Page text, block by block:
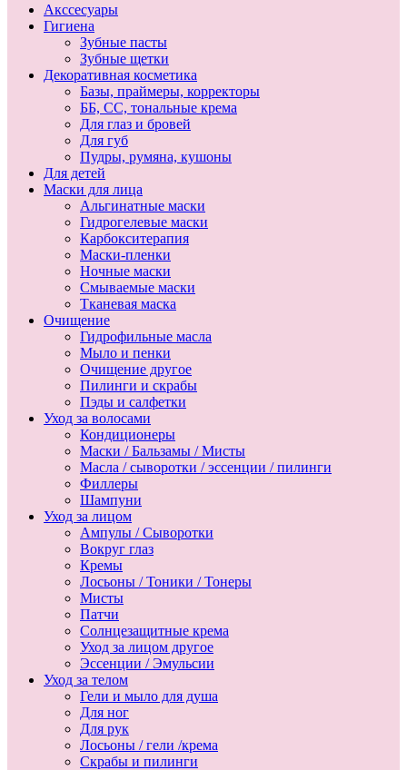
Акссесуары
Гигиена
Зубные пасты
Зубные щетки
Декоративная косметика
Базы, праймеры, корректоры
ББ, СС, тональные крема
Для глаз и бровей
Для губ
Пудры, румяна, кушоны
Для детей
Маски для лица
Альгинатные маски
Гидрогелевые маски
Карбокситерапия
Маски-пленки
Ночные маски
Смываемые маски
Тканевая маска
Очищение
Гидрофильные масла
Мыло и пенки
Очищение другое
Пилинги и скрабы
Пэды и салфетки
Уход за волосами
Кондиционеры
Маски / Бальзамы / Мисты
Масла / сыворотки / эссенции / пилинги
Филлеры
Шампуни
Уход за лицом
Ампулы / Сыворотки
Вокруг глаз
Кремы
Лосьоны / Тоники / Тонеры
Мисты
Патчи
Солнцезащитные крема
Уход за лицом другое
Эссенции / Эмульсии
Уход за телом
Гели и мыло для душа
Для ног
Для рук
Лосьоны / гели /крема
Скрабы и пилинги